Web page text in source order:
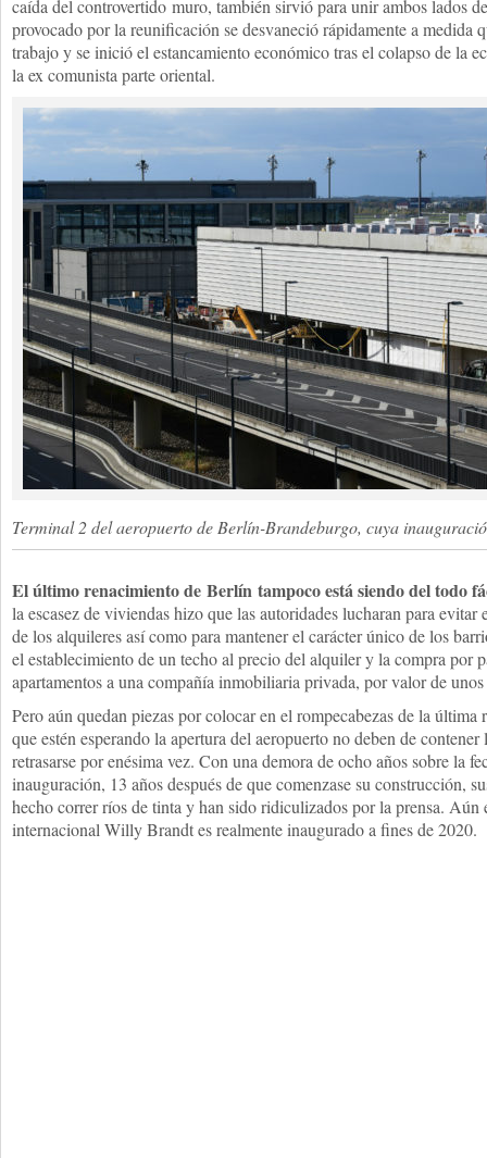
caída del controvertido muro, también sirvió para unir ambos lados
provocado por la reunificación se desvaneció rápidamente a medida
trabajo y se inició el estancamiento económico tras el colapso de la
la ex comunista parte oriental.
Terminal 2 del aeropuerto de Berlín-Brandeburgo, cuya
El último renacimiento de Berlín tampoco está siendo del todo
la escasez de viviendas hizo que las autoridades lucharan para
de los alquileres así como para mantener el carácter único de los
el establecimiento de un techo al precio del alquiler y la compra por
apartamentos a una compañía inmobiliaria privada, por valor de
Pero aún quedan piezas por colocar en el rompecabezas de la
que estén esperando la apertura del aeropuerto no deben de
retrasarse por enésima vez. Con una demora de ocho años sobre la
inauguración, 13 años después de que comenzase su construcción,
hecho correr ríos de tinta y han sido ridiculizados por la prensa. Aún
internacional Willy Brandt es realmente inaugurado a fines de 2020.